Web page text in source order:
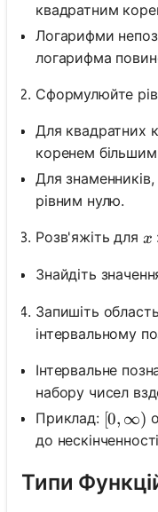
квадратним
Логарифми
логарифма
Сформулюйте
Для квадратних
коренем
Для
рівним нулю.
Розв'яжіть для x
x
Знайдіть
Запишіть
інтервальному
Інтервальне
набору чисел
Приклад: [0,
[0, ∞)
до
Типи